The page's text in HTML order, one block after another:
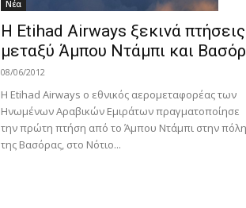
Νέα
Η Etihad Airways ξεκινά πτήσεις
μεταξύ Άμπου Ντάμπι και
08/06/2012
Η Etihad Airways ο εθνικός αερομεταφορέας των
Ηνωμένων Αραβικών Εμιράτων πραγματοποίησε
την πρώτη πτήση από το Άμπου Ντάμπι στην πόλη
της Βασόρας, στο Νότιο...